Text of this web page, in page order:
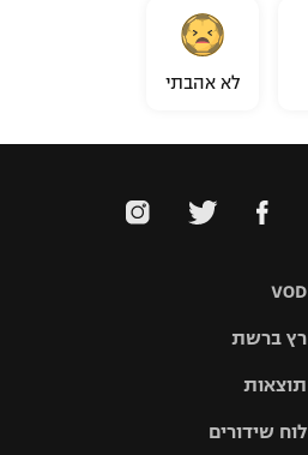
לא אהבתי
VOD
רץ ברשת
תוצאות
לוח שידורים